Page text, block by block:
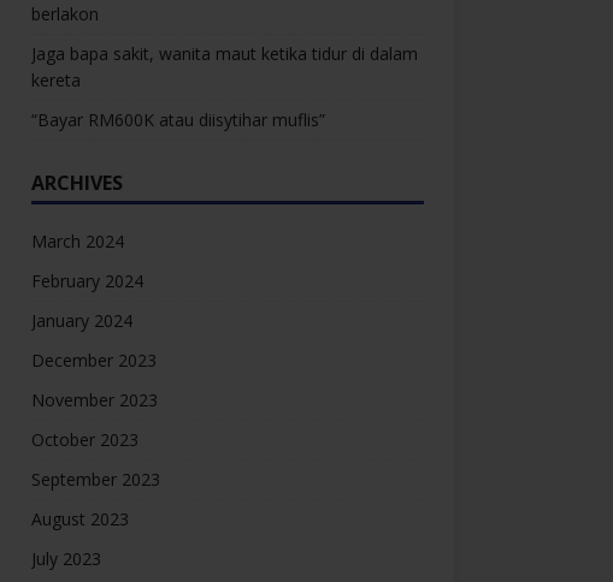
berlakon
Jaga bapa sakit, wanita maut ketika tidur di dalam
kereta
“Bayar RM600K atau diisytihar muflis”
ARCHIVES
March 2024
February 2024
January 2024
December 2023
November 2023
October 2023
September 2023
August 2023
July 2023